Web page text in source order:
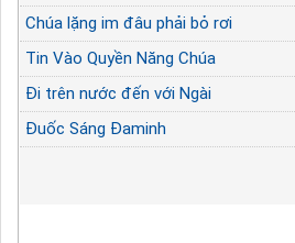
Chúa lặng im đâu phải bỏ rơi
Tin Vào Quyền Năng Chúa
Đi trên nước đến với Ngài
Đuốc Sáng Đaminh